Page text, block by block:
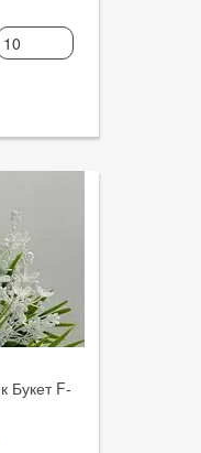
Букет F-